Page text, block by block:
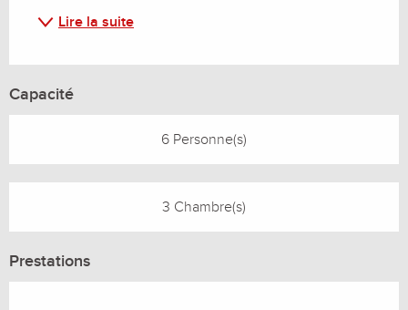
Lire la suite
Capacité
6 Personne(s)
3 Chambre(s)
Prestations